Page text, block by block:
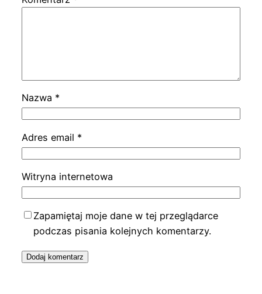
Nazwa *
Adres email *
Witryna internetowa
Zapamiętaj moje dane w tej przeglądarce
podczas pisania kolejnych komentarzy.